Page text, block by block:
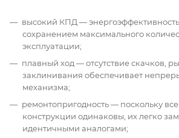
высокий КПД —
сохранением максимального
эксплуатации;
плавный ход — отсутствие скачков,
заклинивания обеспечивает
механизма;
ремонтопригодность — поскольку все
конструкции одинаковы, их легко
идентичными аналогами;